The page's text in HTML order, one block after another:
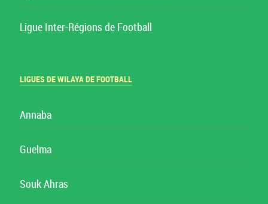
Ligue Inter-Régions de Football
LIGUES DE WILAYA DE FOOTBALL
Annaba
Guelma
Souk Ahras